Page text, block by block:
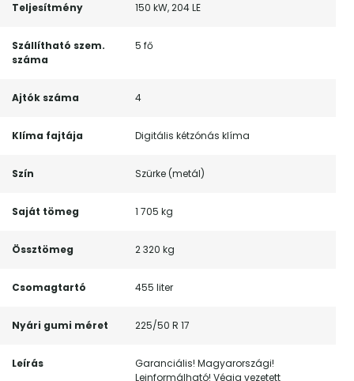
Teljesítmény 150 kW, 204 LE
Szállítható szem.
száma
5 fő
Ajtók száma 4
Klíma fajtája Digitális kétzónás klíma
Szín Szürke (metál)
Saját tömeg 1 705 kg
Össztömeg 2 320 kg
Csomagtartó 455 liter
Nyári gumi méret 225/50 R 17
Leírás
Garanciális! Magyarországi!
Leinformálható! Végig vezetett